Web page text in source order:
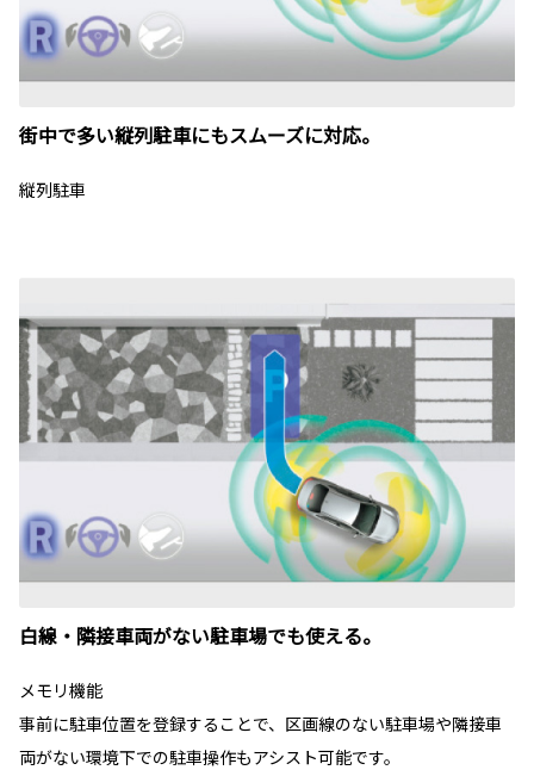
街中で多い縦列駐車にもスムーズに対応。
縦列駐車
白線・隣接車両がない駐車場でも使える。
メモリ機能
事前に駐車位置を登録することで、区画線のない駐車場や隣接車
両がない環境下での駐車操作もアシスト可能です。